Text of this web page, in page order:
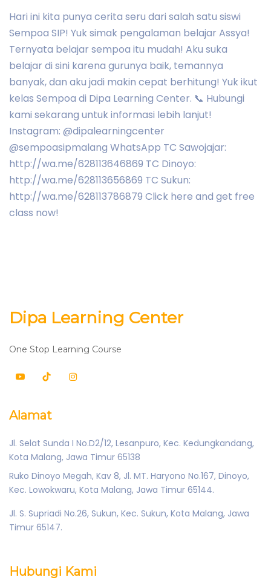
Hari ini kita punya cerita seru dari salah satu siswi
Sempoa SIP! Yuk simak pengalaman belajar Assya!
Ternyata belajar sempoa itu mudah! Aku suka
belajar di sini karena gurunya baik, temannya
banyak, dan aku jadi makin cepat berhitung! Yuk ikut
kelas Sempoa di Dipa Learning Center. 📞 Hubungi
kami sekarang untuk informasi lebih lanjut!
Instagram: @dipalearningcenter
@sempoasipmalang WhatsApp TC Sawojajar:
http://wa.me/628113646869 TC Dinoyo:
http://wa.me/628113656869 TC Sukun:
http://wa.me/628113786879 Click here and get free
class now!
Dipa Learning Center
One Stop Learning Course
Alamat
Jl. Selat Sunda I No.D2/12, Lesanpuro, Kec. Kedungkandang,
Kota Malang, Jawa Timur 65138
Ruko Dinoyo Megah, Kav 8, Jl. MT. Haryono No.167, Dinoyo,
Kec. Lowokwaru, Kota Malang, Jawa Timur 65144.
Jl. S. Supriadi No.26, Sukun, Kec. Sukun, Kota Malang, Jawa
Timur 65147.
Hubungi Kami